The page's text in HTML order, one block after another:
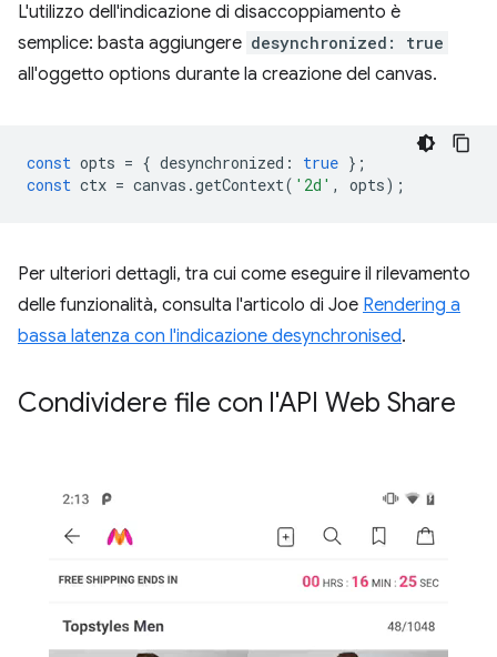
L'utilizzo dell'indicazione di disaccoppiamento è
semplice: basta aggiungere desynchronized: true
all'oggetto options durante la creazione del canvas.
const opts = { desynchronized : true };
const ctx = canvas .getContext( '2d' , opts);
Per ulteriori dettagli, tra cui come eseguire il rilevamento
delle funzionalità, consulta l'articolo di Joe Rendering a
bassa latenza con l'indicazione desynchronised.
Condividere file con l'API Web Share